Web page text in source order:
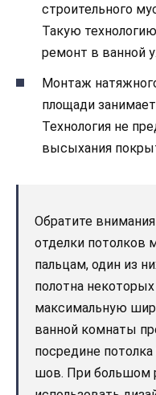
строительного
Такую
ремонт в ванной
Монтаж
площади
Технология не
высыхания
Обратите
отделки потолков
пальцам, один из
полотна
максимальную
ванной комнаты
посредине
шов. При большом